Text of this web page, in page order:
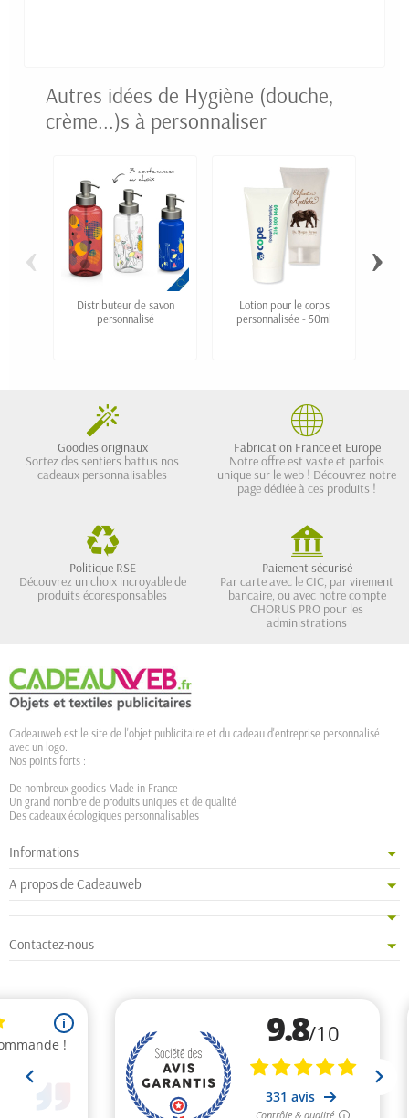
Autres idées de Hygiène (douche,
crème...)s à personnaliser
Distributeur de savon
personnalisé
Lotion pour le corps
personnalisée - 50ml
‹ ›
Goodies originaux
Sortez des sentiers battus nos
cadeaux personnalisables
Fabrication France et Europe
Notre offre est vaste et parfois
unique sur le web ! Découvrez notre
page dédiée à ces produits !
Politique RSE
Découvrez un choix incroyable de
produits écoresponsables
Paiement sécurisé
Par carte avec le CIC, par virement
bancaire, ou avec notre compte
CHORUS PRO pour les
administrations
Cadeauweb est le site de l'objet publicitaire et du cadeau d'entreprise personnalisé
avec un logo.
Nos points forts :
De nombreux goodies Made in France
Un grand nombre de produits uniques et de qualité
Des cadeaux écologiques personnalisables
Informations
A propos de Cadeauweb
Contactez-nous